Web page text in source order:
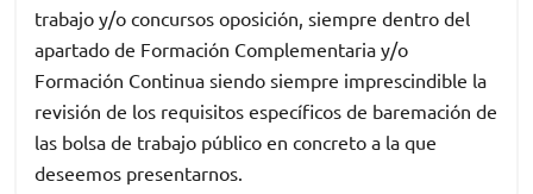
trabajo y/o concursos oposición, siempre dentro del
apartado de Formación Complementaria y/o
Formación Continua siendo siempre imprescindible la
revisión de los requisitos específicos de baremación de
las bolsa de trabajo público en concreto a la que
deseemos presentarnos.